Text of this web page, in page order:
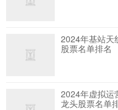
2024年基站天
股票名单排名
2024年虚拟运
龙头股票名单